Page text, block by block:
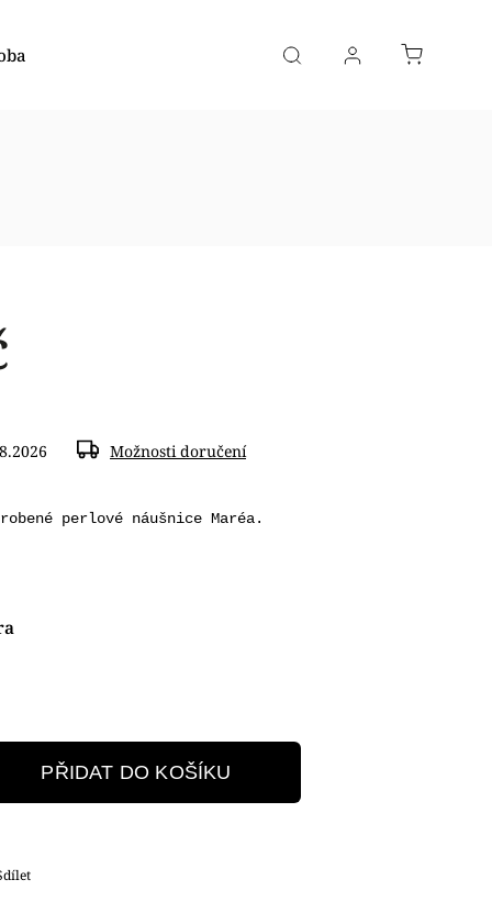
perlové náušnice Maréa.
Možnosti doručení
PŘIDAT DO KOŠÍKU